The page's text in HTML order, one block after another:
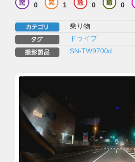
0 1 0 0
乗り物
ドライブ
SN-TW9700d